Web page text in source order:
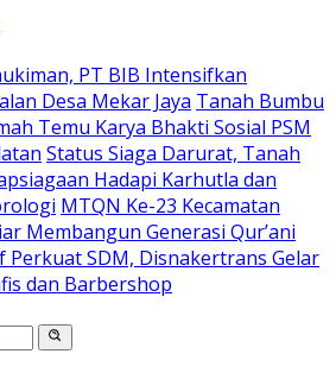
PT BIB Intensifkan
Desa Mekar Jaya Tanah Bumbu
Temu Karya Bhakti Sosial PSM
Status Siaga Darurat, Tanah
Hadapi Karhutla dan
MTQN Ke-23 Kecamatan
Membangun Generasi Qur’ani
Perkuat SDM, Disnakertrans Gelar
dan Barbershop